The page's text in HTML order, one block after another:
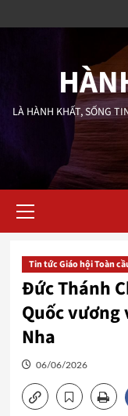
to
LÀ HÀNH KHẤT, SỐNG
Menu
Tin tức Giáo hội Toàn
Đức Thánh
Quốc vương
Nha
06/06/2026